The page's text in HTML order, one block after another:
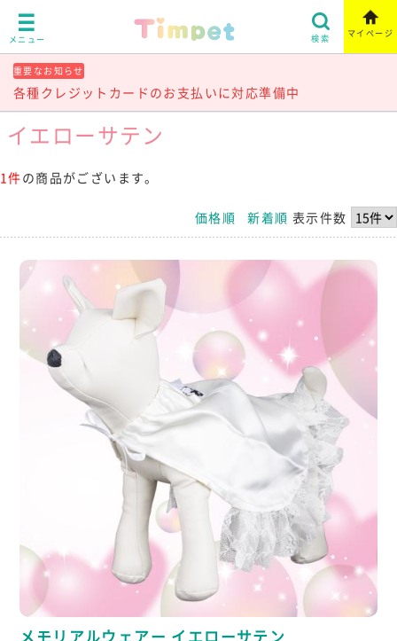
メニュー 検索 マイページ
重要なお知らせ
各種クレジットカードのお支払いに対応準備中
イエローサテン
1件の商品がございます。
価格順 新着順 表示件数
メモリアルウェアー イエローサテン